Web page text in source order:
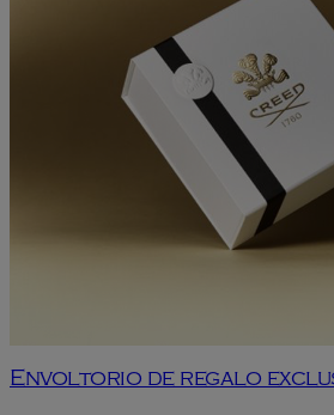
Envoltorio de regalo